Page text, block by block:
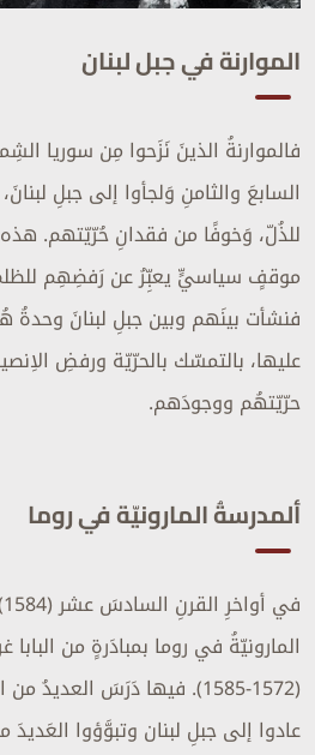
الموارنة في جبل لبنان
فالموارنةُ الذينَ نَزَحوا مِن سوريا
السابعَ والثامنِ وَلجأوا إلى جبلِ
للذُلّ، وَخوفًا من فقدانِ حُرّيّتهم.
موقفٍ سياسيٍّ يعبِّرُ عن رَفضِهِم
فنشأت بينَهم وبين جبلِ لبنانَ وحدةُ
عليها، بالتمسّك بالحرّيّة ورفضِ
حرّيّتهُم ووجودَهم.
ألمدرسةُ المارونيّة في روما
المارونيّةُ في روما بمبادَرةٍ من
(1572-1585). فيها دَرَسَ
عادوا إلى جبلِ لبنان وتبوَّؤوا